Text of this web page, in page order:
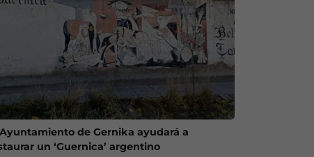
de Gernika ayudará a
un ‘Guernica’ argentino